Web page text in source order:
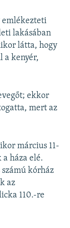
emlékezteti
lakásában
látta, hogy
a kenyér,
ekkor
mert az
március 11-
háza elé.
kórház
az
110.-re